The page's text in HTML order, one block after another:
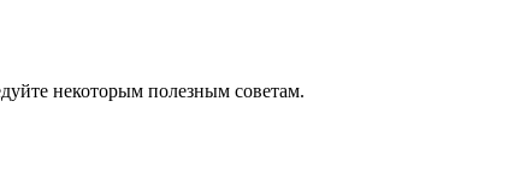
некоторым полезным советам.